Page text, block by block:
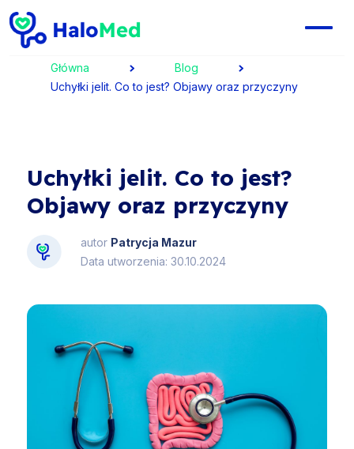
Główna
Blog
Uchyłki jelit. Co to jest? Objawy oraz przyczyny
Uchyłki jelit. Co to jest?
Objawy oraz przyczyny
autor Patrycja Mazur
Data utworzenia: 30.10.2024